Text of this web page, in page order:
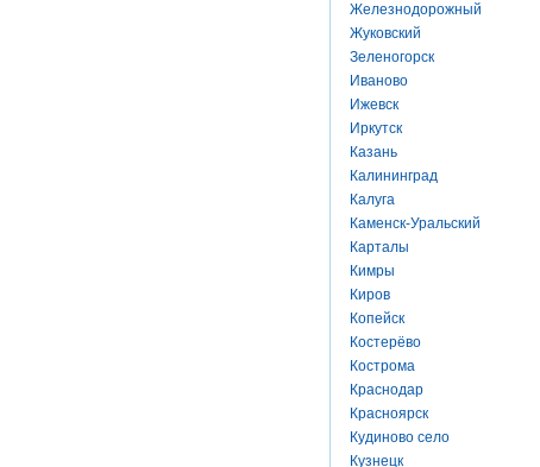
Железнодорожный
Жуковский
Зеленогорск
Иваново
Ижевск
Иркутск
Казань
Калининград
Калуга
Каменск-Уральский
Карталы
Кимры
Киров
Копейск
Костерёво
Кострома
Краснодар
Красноярск
Кудиново село
Кузнецк